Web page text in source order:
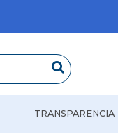
Buscar
TRANSPARENCIA